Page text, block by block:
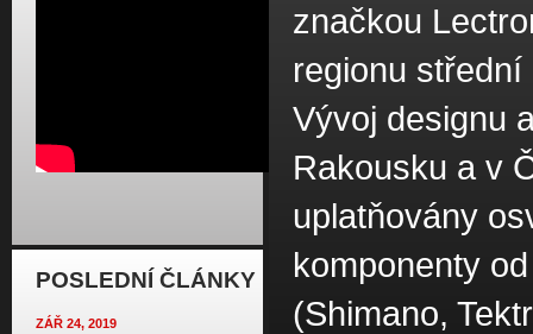
POSLEDNÍ ČLÁNKY
ZÁŘ 24, 2019
značkou
regionu
Vývoj designu
Rakousku a v
uplatňovány
komponenty
(Shimano,